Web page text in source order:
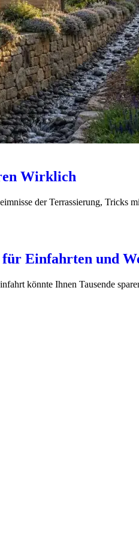
Wirklich
der Terrassierung,
Einfahrten und
könnte Ihnen Tausende